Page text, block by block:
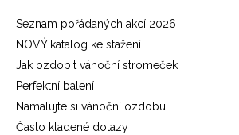
Seznam pořádaných akcí 2026
NOVÝ katalog ke stažení...
Jak ozdobit vánoční stromeček
Perfektní balení
Namalujte si vánoční ozdobu
Často kladené dotazy